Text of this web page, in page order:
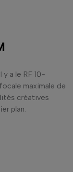
a le RF 10-
maximale de
créatives
plan.